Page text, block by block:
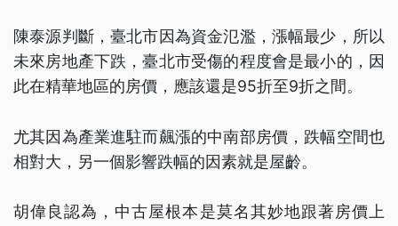
陳泰源判斷，臺北市因為資金氾濫，漲幅最少，所以
未來房地產下跌，臺北市受傷的程度會是最小的，因
此在精華地區的房價，應該還是95折至9折之間。
尤其因為產業進駐而飆漲的中南部房價，跌幅空間也
相對大，另一個影響跌幅的因素就是屋齡。
胡偉良認為，中古屋根本是莫名其妙地跟著房價上